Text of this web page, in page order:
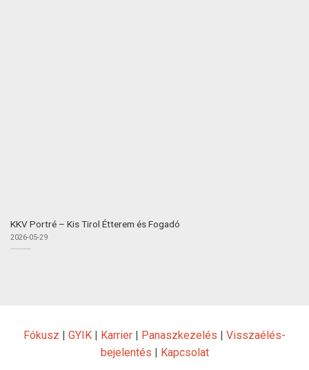
KKV Portré – Kis Tirol Étterem és Fogadó
2026-05-29
Fókusz GYIK Karrier Panaszkezelés
Visszaélés-
bejelentés
Kapcsolat